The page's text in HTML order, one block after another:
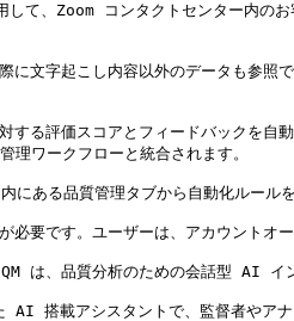
、Zoom コンタクトセンター内のお
文字起こし内容以外のデータも参照
する評価スコアとフィードバック
理ワークフローと統合されます。
内にある品質管理タブから自動化
です。ユーザーは、アカウントオー
品質分析のための会話型 AI イン
搭載アシスタントで、監督者やアナ